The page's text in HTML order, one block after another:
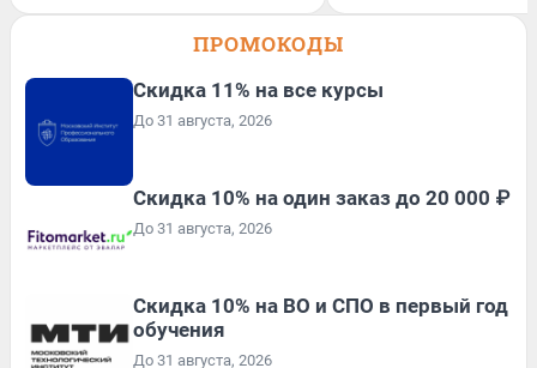
ПРОМОКОДЫ
Скидка 11% на все курсы
До 31 августа, 2026
Скидка 10% на один заказ до 20 000 ₽
До 31 августа, 2026
Скидка 10% на ВО и СПО в первый год
обучения
До 31 августа, 2026